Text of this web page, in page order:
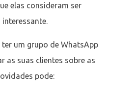
elas consideram ser
interessante.
ter um grupo de WhatsApp
as suas clientes sobre as
pode: